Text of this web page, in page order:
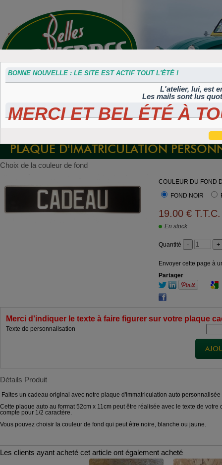
Accessoires
divers
Plaques 3D
Maillefaud et
Plaques
immatriculation
Plaques
autocollantes et
Plaques
peintes
BONNE NOUVELLE : LE SITE EST ACTIF TOUT L'ÉTÉ !
L'atelier, lui, est
Les mails sont lus
MERCI ET BEL ÉTÉ À
PLAQUE D'IMATRICULATION
Choix de la couleur de fond
COULEUR DU FOND
FOND NOIR
19.00 € T.T.C.
En stock
Quantité
Envoyer cette page à
Partager
Merci d'indiquer le texte à faire figurer sur votre plaque
Texte de personnalisation
Détails Produit
Faites un cadeau original avec notre plaque d'immatriculation auto personnalisée
Cette plaque auto au format 52cm x 11cm peut être réalisée avec le texte de
compte pour 1/2 caractère.
Vous pouvez choisir la couleur de fond qui peut être noire, blanche ou jaune.
Les clients ayant acheté cet article ont également acheté